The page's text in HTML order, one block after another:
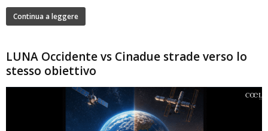
Continua a leggere
LUNA Occidente vs Cinadue strade verso lo
stesso obiettivo